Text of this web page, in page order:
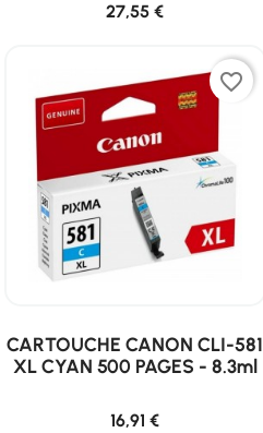
27,55 €
favorite_border
CARTOUCHE CANON CLI-581
XL CYAN 500 PAGES - 8.3ml
16,91 €